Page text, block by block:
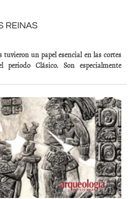
REINAS
tuvieron un papel esencial en las cortes
Clásico. Son especialmente